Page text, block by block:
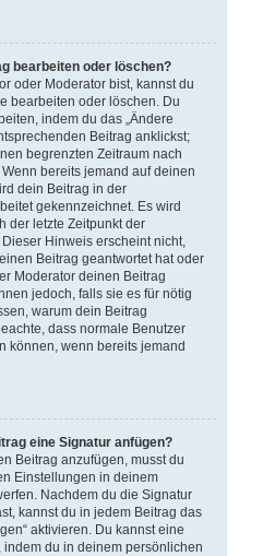
bearbeiten oder löschen?
oder Moderator bist, kannst du
bearbeiten oder löschen. Du
indem du das „Ändere
Beitrag anklickst;
begrenzten Zeitraum nach
bereits jemand auf deinen
dein Beitrag in der
gekennzeichnet. Es wird
der letzte Zeitpunkt der
Hinweis erscheint nicht,
Beitrag geantwortet hat oder
Moderator deinen Beitrag
jedoch, falls sie es für nötig
warum dein Beitrag
dass normale Benutzer
können, wenn bereits jemand
eine Signatur anfügen?
Beitrag anzufügen, musst du
Einstellungen in deinem
Nachdem du die Signatur
kannst du in jedem Beitrag das
aktivieren. Du kannst eine
du in deinem persönlichen